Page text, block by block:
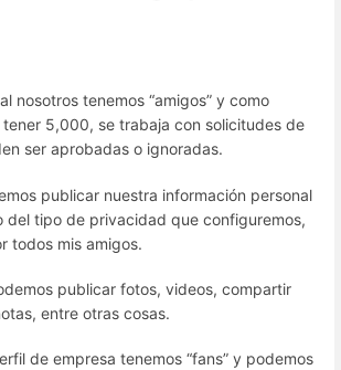
nosotros tenemos “amigos” y como
5,000, se trabaja con solicitudes de
ser aprobadas o ignoradas.
publicar nuestra información personal
del tipo de privacidad que configuremos,
todos mis amigos.
publicar fotos, videos, compartir
entre otras cosas.
de empresa tenemos “fans” y podemos